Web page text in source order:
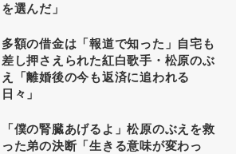
を選んだ」
多額の借金は「報道で知った」自宅も
差し押さえられた紅白歌手・松原のぶ
え「離婚後の今も返済に追われる
日々」
「僕の腎臓あげるよ」松原のぶえを救
った弟の決断「生きる意味が変わっ